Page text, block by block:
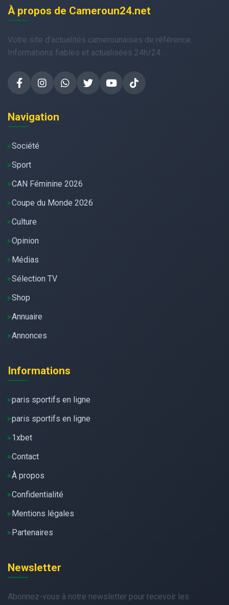
À propos de Cameroun24.net
Votre site d'actualités camerounaises de référence.
Informations fiables et actualisées 24h/24.
Navigation
Société
Sport
CAN Féminine 2026
Coupe du Monde 2026
Culture
Opinion
Médias
Sélection TV
Shop
Annuaire
Annonces
Informations
paris sportifs en ligne
paris sportifs en ligne
1xbet
Contact
À propos
Confidentialité
Mentions légales
Partenaires
Newsletter
Abonnez-vous à notre newsletter pour recevoir les